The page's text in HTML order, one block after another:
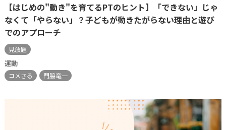
【はじめの"動き"を育てるPTのヒント】「できない」じゃ
なくて「やらない」？子どもが動きたがらない理由と遊び
でのアプローチ
見放題
運動
コメさる 門脇竜一